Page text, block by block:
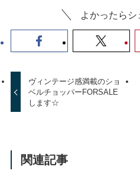
よかったらシ
ヴィンテージ感満載のショ
ベルチョッパーFORSALE
します☆
関連記事